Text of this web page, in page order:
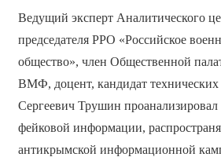
Ведущий эксперт Аналитического
председателя РРО «Российское
общество», член Общественной
ВМФ, доцент, кандидат технических
Сергеевич Трушин
фейковой информации,
антикрымской информационной